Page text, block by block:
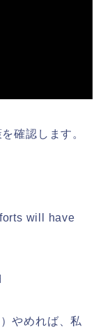
確認します。
will have
やめれば、私